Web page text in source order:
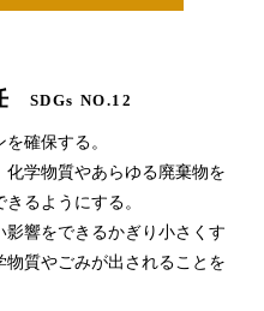
SDGs NO.12
確保する。
学物質やあらゆる廃棄物を
るようにする。
影響をできるかぎり小さくす
質やごみが出されることを